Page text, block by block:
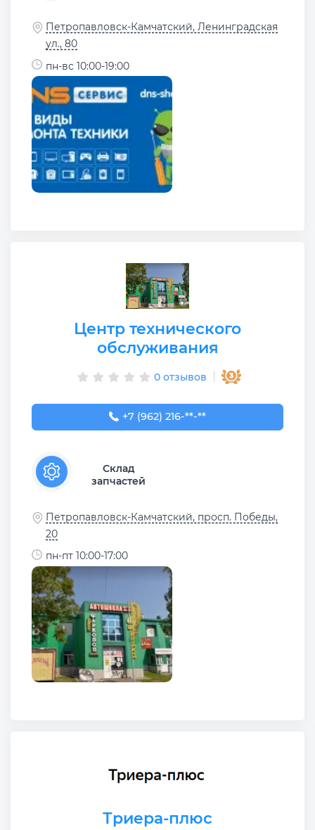
Петропавловск-Камчатский, Ленинградская
ул., 80
пн-вс 10:00-19:00
Центр технического
обслуживания
0 отзывов
+7 (962) 216-55-50
+7 (962) 216-**-**
Склад
запчастей
Петропавловск-Камчатский, просп. Победы,
20
пн-пт 10:00-17:00
Триера-плюс